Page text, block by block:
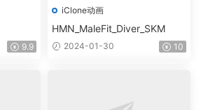
9.9
iClone动画
HMN_MaleFit_Diver_SKM
2024-01-30 10